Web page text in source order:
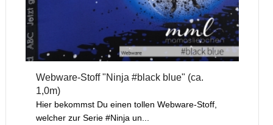
Webware-Stoff "Ninja #black blue" (ca.
1,0m)
Hier bekommst Du einen tollen Webware-Stoff,
welcher zur Serie #Ninja un...